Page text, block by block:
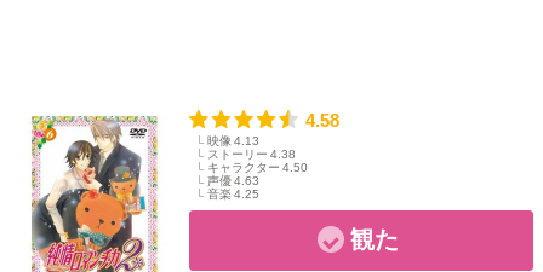
4.58
映像 4.13
ストーリー 4.38
キャラクター 4.50
声優4.63
音楽4.25
観た